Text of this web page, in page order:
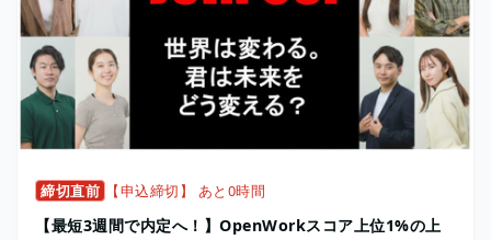
締切直前 【申込締切】 あと0時間
【最短3週間で内定へ！】OpenWorkスコア上位1%の上